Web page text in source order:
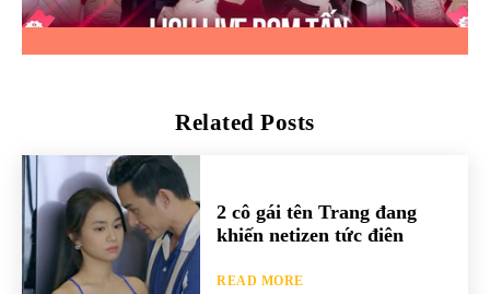
Related Posts
2 cô gái tên Trang đang
khiến netizen tức điên
READ MORE